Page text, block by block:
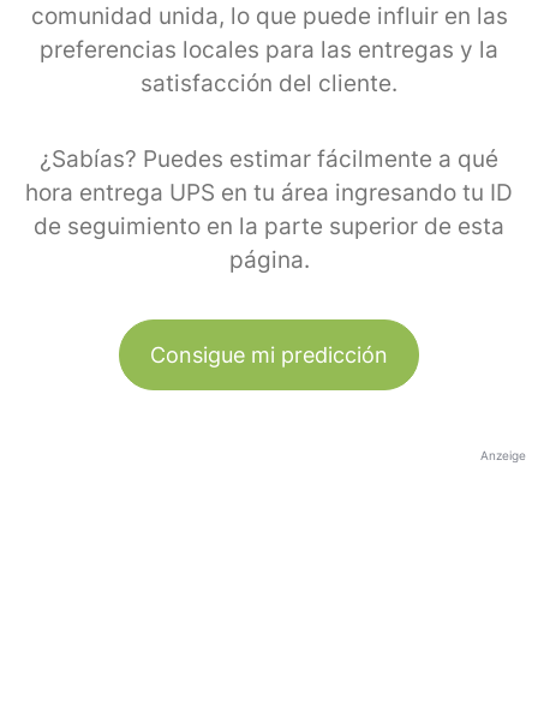
comunidad unida, lo que puede influir en las
preferencias locales para las entregas y la
satisfacción del cliente.
¿Sabías? Puedes estimar fácilmente a qué
hora entrega UPS en tu área ingresando tu ID
de seguimiento en la parte superior de esta
página.
Consigue mi predicción
Anzeige